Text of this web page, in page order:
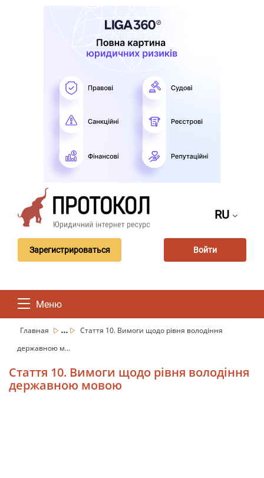
RU
Зарегистрироваться Войти
Меню
Главная ...
Стаття 10. Вимоги щодо рівня володіння
державною м...
Стаття 10. Вимоги щодо рівня володіння
державною мовою